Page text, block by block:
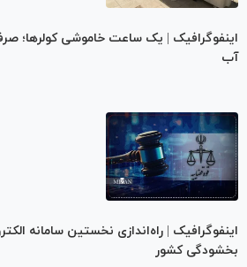
آب
اینفوگرافیک | راه‌اندازی نخستین سامانه
بخشودگی کشور